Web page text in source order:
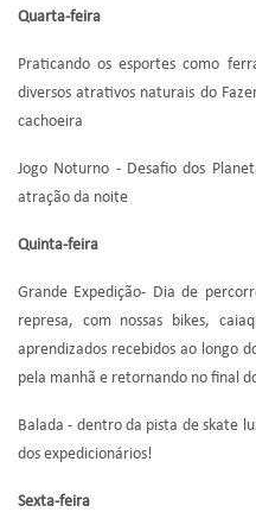
Quarta-feira
Praticando os esportes como
diversos atrativos naturais do
cachoeira
Jogo Noturno - Desafio dos
atração da noite
Quinta-feira
Grande Expedição- Dia de
represa, com nossas bikes,
aprendizados recebidos ao longo
pela manhã e retornando no final
Balada - dentro da pista de skate
dos expedicionários!
Sexta-feira